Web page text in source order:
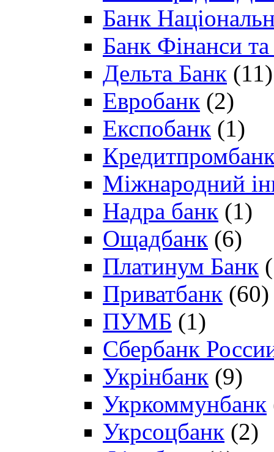
Банк
Банк Фінанси
Дельта Банк (11)
Евробанк (2)
Експобанк (1)
Міжнародний
Надра банк (1)
Ощадбанк (6)
Платинум Банк
Приватбанк (60)
ПУМБ (1)
Сбербанк
Укрінбанк (9)
Укркоммунбанк
Укрсоцбанк (2)